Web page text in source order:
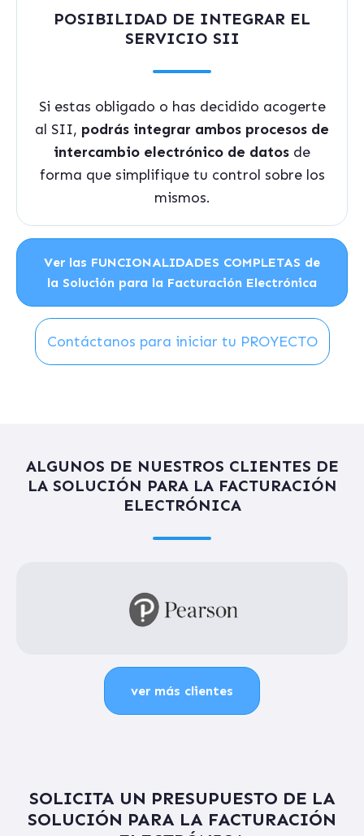
POSIBILIDAD DE INTEGRAR EL
SERVICIO SII
Si estas obligado o has decidido acogerte
al SII, podrás integrar ambos procesos de
intercambio electrónico de datos de
forma que simplifique tu control sobre los
mismos.
Ver las FUNCIONALIDADES COMPLETAS de
la Solución para la Facturación Electrónica
Contáctanos para iniciar tu PROYECTO
ALGUNOS DE NUESTROS CLIENTES DE
LA SOLUCIÓN PARA LA FACTURACIÓN
ELECTRÓNICA
ver más clientes
SOLICITA UN PRESUPUESTO DE LA
SOLUCIÓN PARA LA FACTURACIÓN